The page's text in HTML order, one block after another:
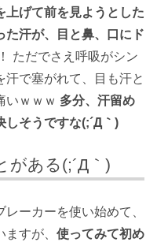
上げて前を見ようとした
た汗が、目と鼻、口にド
ただでさえ呼吸がシン
汗で塞がれて、目も汗と
いｗｗｗ 多分、汗留め
しそうですな(;´Д｀)
がある(;´Д｀)
ーカーを使い始めて、
すが、 使ってみて初め